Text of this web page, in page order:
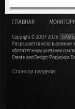
ГЛАВНАЯ
Copyright © 2007-2026
Разрешается использование
обязательном указании
Create and Design: Родионов
Спонсор раздела: